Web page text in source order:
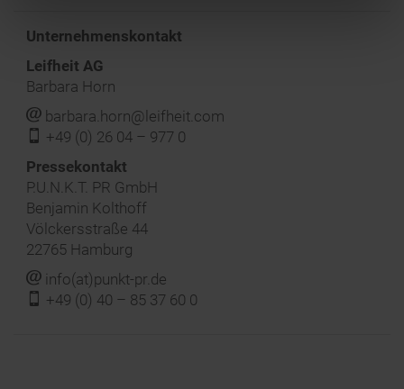
Unternehmenskontakt
Leifheit AG
Barbara Horn
j barbara.horn@leifheit.com
f +49 (0) 26 04 – 977 0
‍Pressekontakt
P.U.N.K.T. PR GmbH
Benjamin Kolthoff
Völckersstraße 44
22765 Hamburg
j info(at)punkt-pr.de
f +49 (0) 40 – 85 37 60 0